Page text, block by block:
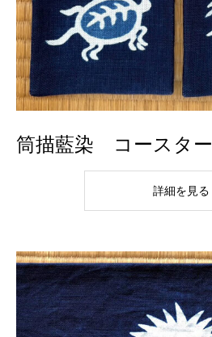
筒描藍染 コースター
詳細を見る